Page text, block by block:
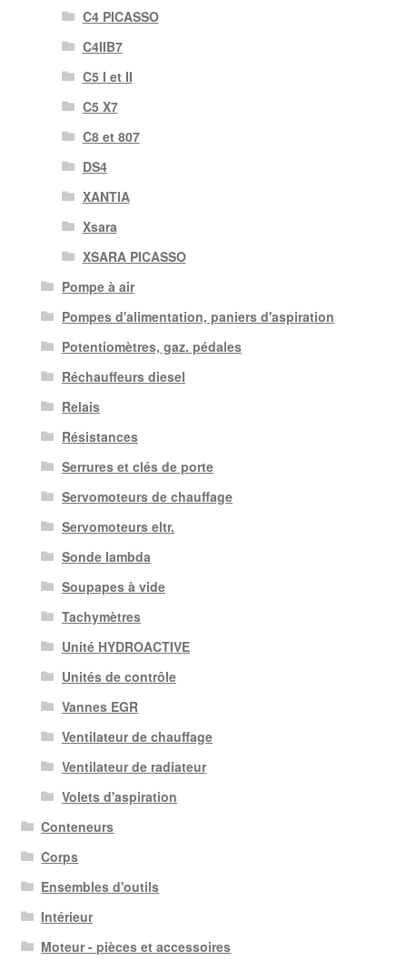
C4 PICASSO
C4IIB7
C5 I et II
C5 X7
C8 et 807
DS4
XANTIA
Xsara
XSARA PICASSO
Pompe à air
Pompes d'alimentation, paniers d'aspiration
Potentiomètres, gaz. pédales
Réchauffeurs diesel
Relais
Résistances
Serrures et clés de porte
Servomoteurs de chauffage
Servomoteurs eltr.
Sonde lambda
Soupapes à vide
Tachymètres
Unité HYDROACTIVE
Unités de contrôle
Vannes EGR
Ventilateur de chauffage
Ventilateur de radiateur
Volets d'aspiration
Conteneurs
Corps
Ensembles d'outils
Intérieur
Moteur - pièces et accessoires